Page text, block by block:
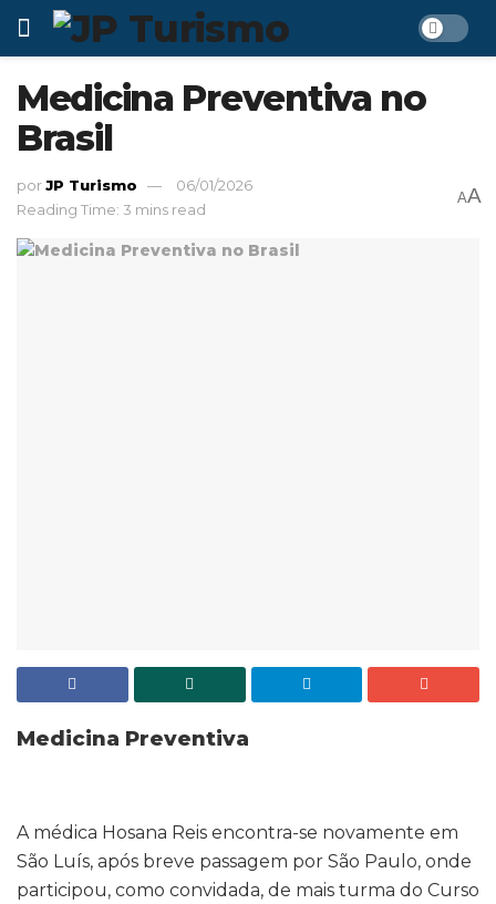
Medicina Preventiva no
Brasil
porJP Turismo
06/01/2026
Reading Time: 3 mins read
AA
Medicina Preventiva
A médica Hosana Reis encontra-se novamente em
São Luís, após breve passagem por São Paulo, onde
participou, como convidada, de mais turma do Curso